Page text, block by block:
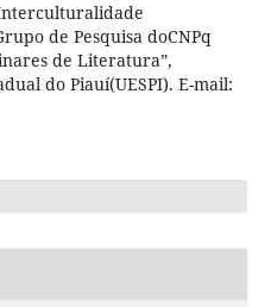
de Pesquisa doCNPq
de Literatura”,
do Piauí(UESPI). E-mail: